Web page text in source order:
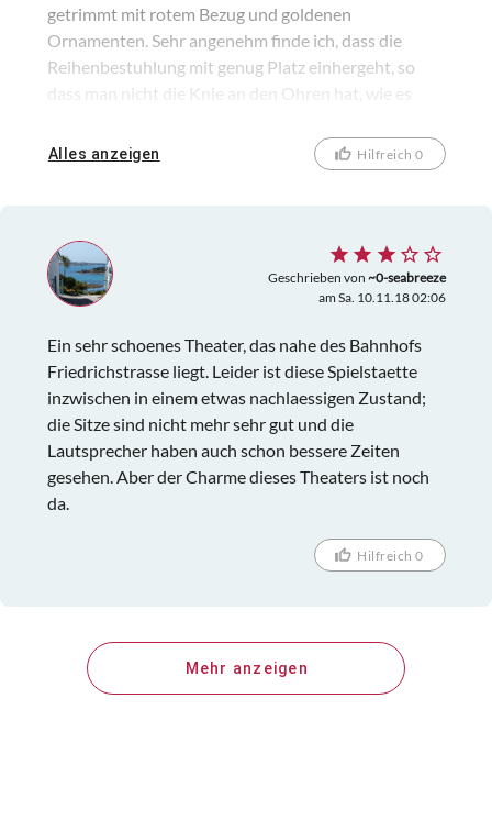
getrimmt mit rotem Bezug und goldenen
Ornamenten. Sehr angenehm finde ich, dass die
Reihenbestuhlung mit genug Platz einhergeht, so
dass man nicht die Knie an den Ohren hat, wie es
Programm ist sehr abwechslungsreich, so dass es
sich lohnt, immer mal vorbeizuschauen!
Alles anzeigen Hilfreich 0
Geschrieben von ~0-seabreeze
am Sa. 10.11.18 02:06
Ein sehr schoenes Theater, das nahe des Bahnhofs
Friedrichstrasse liegt. Leider ist diese Spielstaette
inzwischen in einem etwas nachlaessigen Zustand;
die Sitze sind nicht mehr sehr gut und die
Lautsprecher haben auch schon bessere Zeiten
gesehen. Aber der Charme dieses Theaters ist noch
da.
Hilfreich 0
Mehr anzeigen